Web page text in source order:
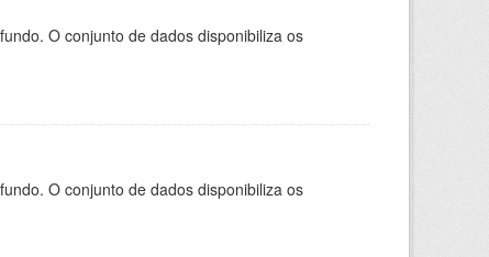
O conjunto de dados disponibiliza os
O conjunto de dados disponibiliza os